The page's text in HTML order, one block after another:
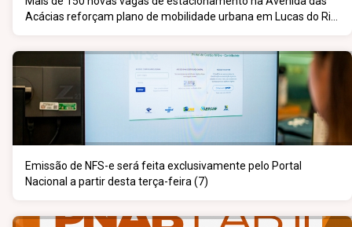
Acácias reforçam plano de mobilidade urbana em Lucas do Rio
Emissão de NFS-e será feita exclusivamente pelo Portal
Nacional a partir desta terça-feira (7)